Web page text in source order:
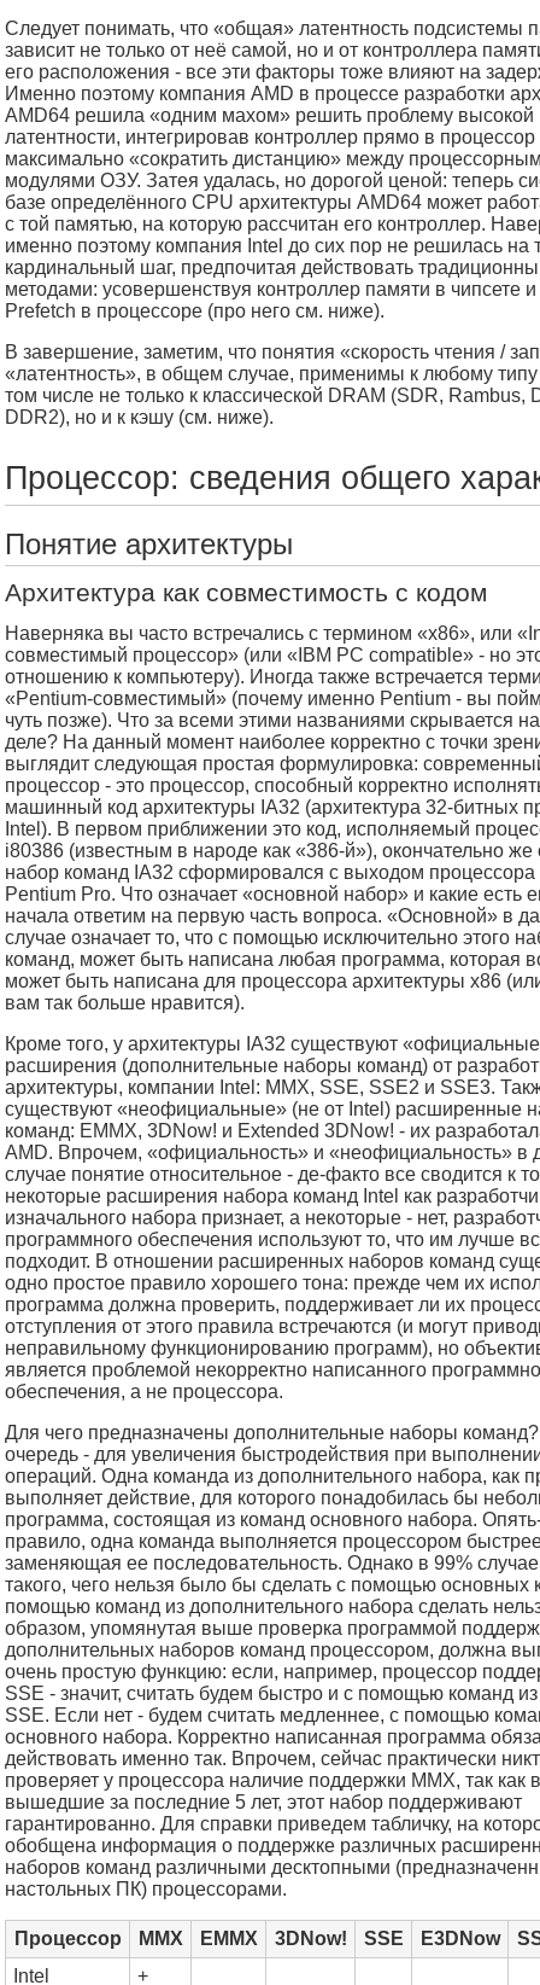
Следует понимать, что «общая» латентность подсистемы
зависит не только от неё самой, но и от контроллера
его расположения - все эти факторы тоже влияют на
Именно поэтому компания AMD в процессе разработки
AMD64 решила «одним махом» решить проблему высокой
латентности, интегрировав контроллер прямо в
максимально «сократить дистанцию» между
модулями ОЗУ. Затея удалась, но дорогой ценой: теперь
базе определённого CPU архитектуры AMD64 может
с той памятью, на которую рассчитан его контроллер.
именно поэтому компания Intel до сих пор не решилась на
кардинальный шаг, предпочитая действовать
методами: усовершенствуя контроллер памяти в чипсете
Prefetch в процессоре (про него см. ниже).
В завершение, заметим, что понятия «скорость чтения /
«латентность», в общем случае, применимы к любому
том числе не только к классической DRAM (SDR, Rambus,
DDR2), но и к кэшу (см. ниже).
Процессор: сведения общего
Понятие архитектуры
Архитектура как совместимость с кодом
Наверняка вы часто встречались с термином «x86», или
совместимый процессор» (или «IBM PC compatible» - но
отношению к компьютеру). Иногда также встречается
«Pentium-совместимый» (почему именно Pentium - вы
чуть позже). Что за всеми этими названиями скрывается
деле? На данный момент наиболее корректно с точки
выглядит следующая простая формулировка:
процессор - это процессор, способный корректно
машинный код архитектуры IA32 (архитектура 32-битных
Intel). В первом приближении это код, исполняемый
i80386 (известным в народе как «386-й»), окончательно же
набор команд IA32 сформировался с выходом процессора
Pentium Pro. Что означает «основной набор» и какие есть
начала ответим на первую часть вопроса. «Основной» в
случае означает то, что с помощью исключительно этого
команд, может быть написана любая программа, которая
может быть написана для процессора архитектуры x86
вам так больше нравится).
Кроме того, у архитектуры IA32 существуют
расширения (дополнительные наборы команд) от
архитектуры, компании Intel: MMX, SSE, SSE2 и SSE3.
существуют «неофициальные» (не от Intel) расширенные
команд: EMMX, 3DNow! и Extended 3DNow! - их
AMD. Впрочем, «официальность» и «неофициальность» в
случае понятие относительное - де-факто все сводится к
некоторые расширения набора команд Intel как
изначального набора признает, а некоторые - нет,
программного обеспечения используют то, что им лучше
подходит. В отношении расширенных наборов команд
одно простое правило хорошего тона: прежде чем их
программа должна проверить, поддерживает ли их
отступления от этого правила встречаются (и могут
неправильному функционированию программ), но
является проблемой некорректно написанного
обеспечения, а не процессора.
Для чего предназначены дополнительные наборы
очередь - для увеличения быстродействия при
операций. Одна команда из дополнительного набора, как
выполняет действие, для которого понадобилась бы
программа, состоящая из команд основного набора. Опять-
правило, одна команда выполняется процессором
заменяющая ее последовательность. Однако в 99%
такого, чего нельзя было бы сделать с помощью основных
помощью команд из дополнительного набора сделать
образом, упомянутая выше проверка программой
дополнительных наборов команд процессором, должна
очень простую функцию: если, например, процессор
SSE - значит, считать будем быстро и с помощью команд
SSE. Если нет - будем считать медленнее, с помощью
основного набора. Корректно написанная программа
действовать именно так. Впрочем, сейчас практически
проверяет у процессора наличие поддержки MMX, так как
вышедшие за последние 5 лет, этот набор поддерживают
гарантированно. Для справки приведем табличку, на
обобщена информация о поддержке различных
наборов команд различными десктопными
настольных ПК) процессорами.
Процессор MMX EMMX 3DNow! SSE E3DNow
Intel
+